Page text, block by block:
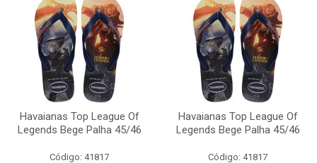
Havaianas Top League Of
Legends Bege Palha 45/46
Código: 41817
Havaianas Top League Of
Legends Bege Palha 45/46
Código: 41817